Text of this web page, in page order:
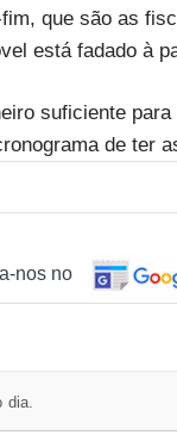
que são as
está fadado à
suficiente
de ter
nos no
dia.